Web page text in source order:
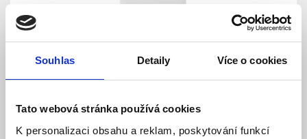
Souhlas Detaily Více o cookies
Tato webová stránka používá cookies
K personalizaci obsahu a reklam, poskytování funkcí
VDS-PR531-3A napájecí zdroj 3 A
Skladem
Cena po přihlášení pro registrované zákazníky